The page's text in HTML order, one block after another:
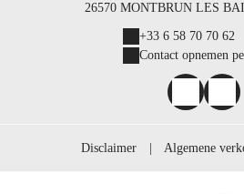
26570 MONTBRUN LES
+33 6 58 70 70 62
Contact opnemen
Disclaimer Algemene